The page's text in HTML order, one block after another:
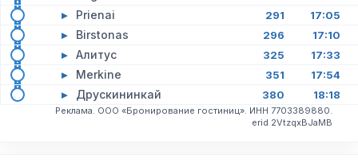
▸ Prienai 291 17:05
▸ Birstonas 296 17:10
▸ Алитус 325 17:33
▸ Merkine 351 17:54
▸ Друскининкай 380 18:18
Реклама. ООО «Бронирование гостиниц». ИНН 7703389880.
erid 2VtzqxBJaMB